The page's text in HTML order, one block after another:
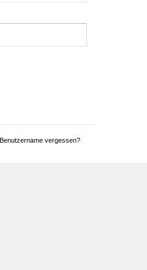
Benutzername vergessen?